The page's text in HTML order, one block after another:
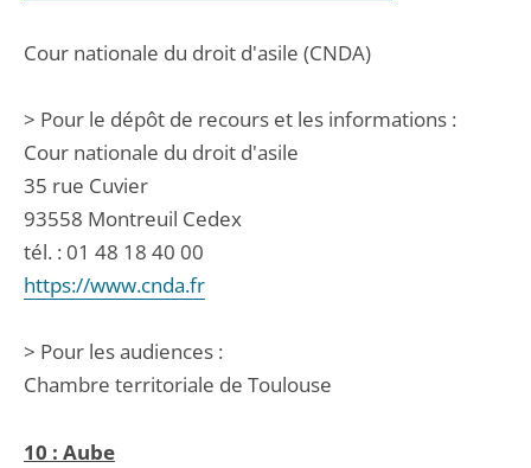
Cour nationale du droit d'asile (CNDA)
> Pour le dépôt de recours et les informations :
Cour nationale du droit d'asile
35 rue Cuvier
93558 Montreuil Cedex
tél. : 01 48 18 40 00
https://www.cnda.fr
> Pour les audiences :
Chambre territoriale de Toulouse
10 : Aube